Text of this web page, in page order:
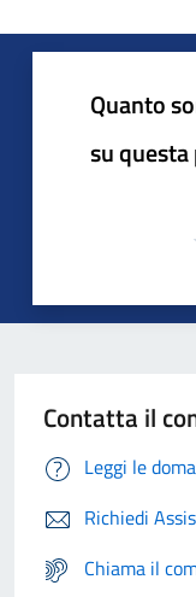
Quanto
su
Contatta il
Leggi le
Richiedi
Chiama il